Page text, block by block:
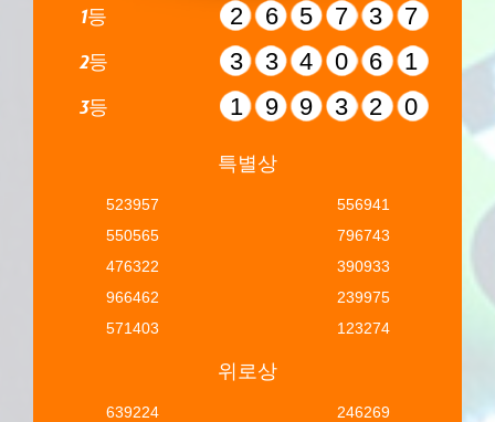
1등 265737
2등 334061
3등 199320
특별상
523957
550565
476322
966462
571403
556941
796743
390933
239975
123274
위로상
639224
246269